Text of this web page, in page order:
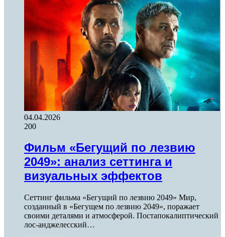
04.04.2026
200
Фильм «Бегущий по лезвию
2049»: анализ сеттинга и
визуальных эффектов
Сеттинг фильма «Бегущий по лезвию 2049» Мир,
созданный в «Бегущем по лезвию 2049», поражает
своими деталями и атмосферой. Постапокалиптический
лос-анджелесский…